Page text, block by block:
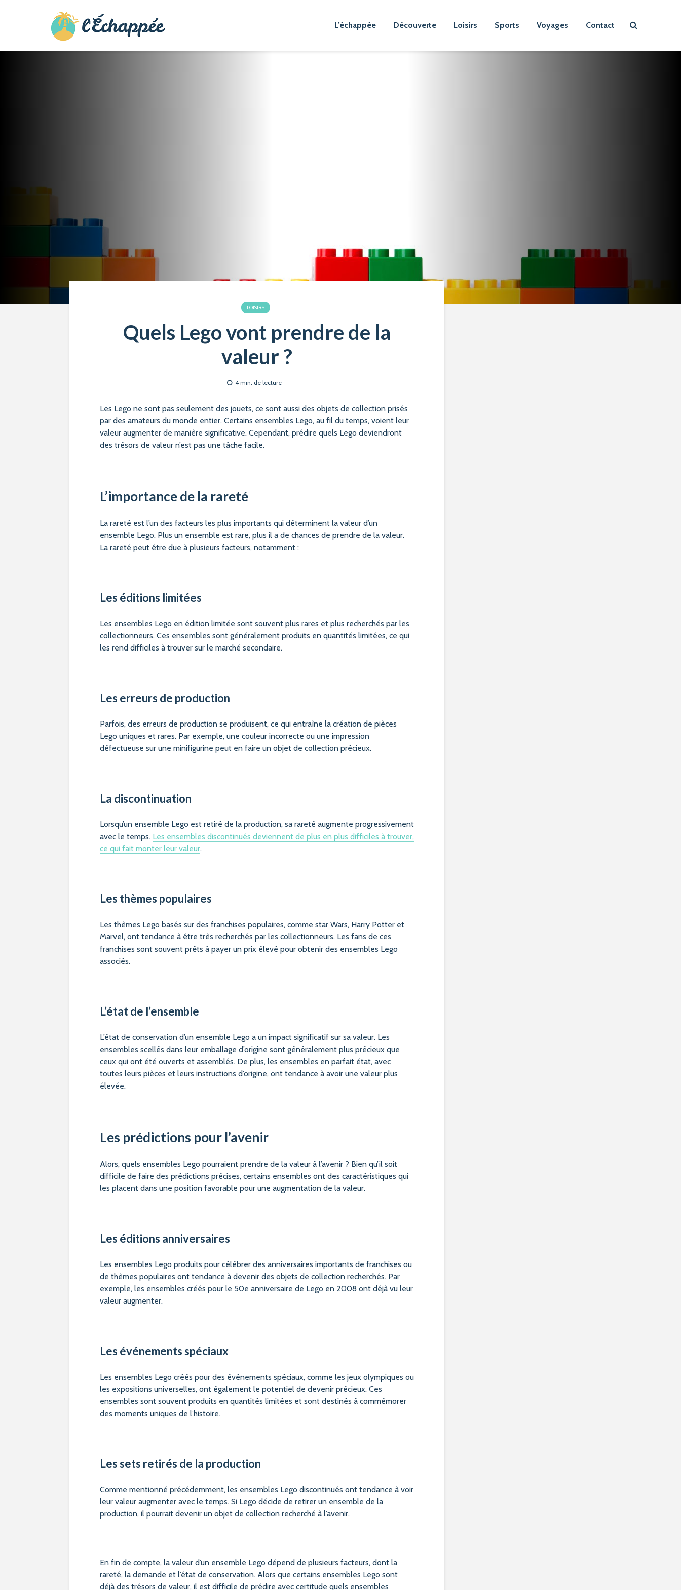
L’échappée Découverte Loisirs Sports Voyages Contact
LOISIRS
Quels Lego vont prendre de la
valeur ?
4 min. de lecture
Les Lego ne sont pas seulement des jouets, ce sont aussi des objets de collection prisés
par des amateurs du monde entier. Certains ensembles Lego, au fil du temps, voient leur
valeur augmenter de manière significative. Cependant, prédire quels Lego deviendront
des trésors de valeur n’est pas une tâche facile.
L’importance de la rareté
La rareté est l’un des facteurs les plus importants qui déterminent la valeur d’un
ensemble Lego. Plus un ensemble est rare, plus il a de chances de prendre de la valeur.
La rareté peut être due à plusieurs facteurs, notamment :
Les éditions limitées
Les ensembles Lego en édition limitée sont souvent plus rares et plus recherchés par les
collectionneurs. Ces ensembles sont généralement produits en quantités limitées, ce qui
les rend difficiles à trouver sur le marché secondaire.
Les erreurs de production
Parfois, des erreurs de production se produisent, ce qui entraîne la création de pièces
Lego uniques et rares. Par exemple, une couleur incorrecte ou une impression
défectueuse sur une minifigurine peut en faire un objet de collection précieux.
La discontinuation
Lorsqu’un ensemble Lego est retiré de la production, sa rareté augmente progressivement
avec le temps. Les ensembles discontinués deviennent de plus en plus difficiles à trouver,
ce qui fait monter leur valeur.
Les thèmes populaires
Les thèmes Lego basés sur des franchises populaires, comme star Wars, Harry Potter et
Marvel, ont tendance à être très recherchés par les collectionneurs. Les fans de ces
franchises sont souvent prêts à payer un prix élevé pour obtenir des ensembles Lego
associés.
L’état de l’ensemble
L’état de conservation d’un ensemble Lego a un impact significatif sur sa valeur. Les
ensembles scellés dans leur emballage d’origine sont généralement plus précieux que
ceux qui ont été ouverts et assemblés. De plus, les ensembles en parfait état, avec
toutes leurs pièces et leurs instructions d’origine, ont tendance à avoir une valeur plus
élevée.
Les prédictions pour l’avenir
Alors, quels ensembles Lego pourraient prendre de la valeur à l’avenir ? Bien qu’il soit
difficile de faire des prédictions précises, certains ensembles ont des caractéristiques qui
les placent dans une position favorable pour une augmentation de la valeur.
Les éditions anniversaires
Les ensembles Lego produits pour célébrer des anniversaires importants de franchises ou
de thèmes populaires ont tendance à devenir des objets de collection recherchés. Par
exemple, les ensembles créés pour le 50e anniversaire de Lego en 2008 ont déjà vu leur
valeur augmenter.
Les événements spéciaux
Les ensembles Lego créés pour des événements spéciaux, comme les jeux olympiques ou
les expositions universelles, ont également le potentiel de devenir précieux. Ces
ensembles sont souvent produits en quantités limitées et sont destinés à commémorer
des moments uniques de l’histoire.
Les sets retirés de la production
Comme mentionné précédemment, les ensembles Lego discontinués ont tendance à voir
leur valeur augmenter avec le temps. Si Lego décide de retirer un ensemble de la
production, il pourrait devenir un objet de collection recherché à l’avenir.
En fin de compte, la valeur d’un ensemble Lego dépend de plusieurs facteurs, dont la
rareté, la demande et l’état de conservation. Alors que certains ensembles Lego sont
déjà des trésors de valeur, il est difficile de prédire avec certitude quels ensembles